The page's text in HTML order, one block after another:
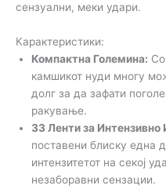
сензуални, меки удари.
Карактеристики:
Компактна Големина:
камшикот нуди многу
долг за да зафати
ракување.
33 Ленти за Интензивно
поставени блиску една
интензитетот на секој
незаборавни сензации.